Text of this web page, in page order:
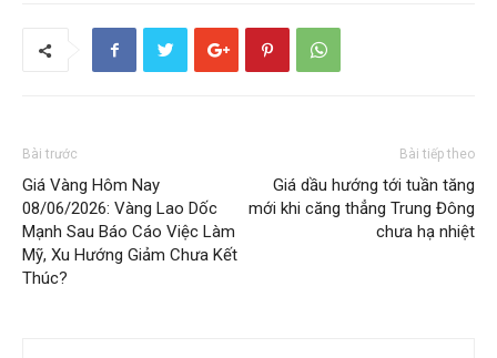
Bài trước
Giá Vàng Hôm Nay
08/06/2026: Vàng Lao Dốc
Mạnh Sau Báo Cáo Việc Làm
Mỹ, Xu Hướng Giảm Chưa Kết
Thúc?
Bài tiếp theo
Giá dầu hướng tới tuần tăng
mới khi căng thẳng Trung Đông
chưa hạ nhiệt